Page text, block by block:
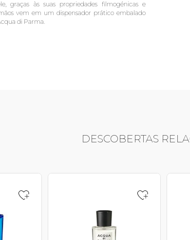
graças às suas propriedades filmogénicas e
vem em um dispensador prático embalado
di Parma.
DESCOBERTAS